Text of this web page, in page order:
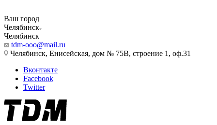
Ваш город
Челябинск
Челябинск
tdm-ooo@mail.ru
Челябинск, Енисейская, дом № 75В, строение 1, оф.31
Вконтакте
Facebook
Twitter